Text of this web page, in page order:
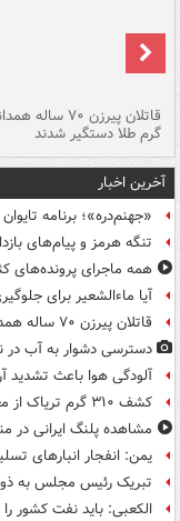
گرم طلا دستگیر شدند
آخرین اخبار
«جهنم‌دره»؛ برنامه
تنگه هرمز و پیام‌های
همه ماجرای پرونده‌های
آیا ماءالشعیر برای
قاتلان پیرزن ۷۰ ساله همدانی با ۵۰ گرم طلا دستگیر شدند
دسترسی دشوار به آب در
آلودگی هوا باعث تشدید
کشف ۳۱۰ گرم تریاک از معده مسافر اتوبوس در قاینات
مشاهده پلنگ ایرانی در
یمن: انفجار انبارهای
تبریک رئیس مجلس به
الکعبی: باید نفت کشور را